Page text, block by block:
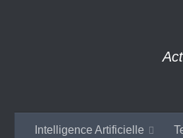
Intelligence Artificielle